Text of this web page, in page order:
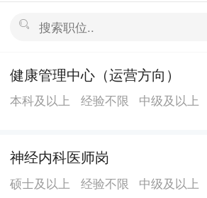
治疗和康复活动。建有国家临床重
广西急性中毒医学救援队和核辐射
重点学科（中毒与毒理学）等。具有
家卫健化学品毒性鉴定机构质量考
建设与发展，我院已建成为职业病防
健康管理中心（运营方向）
本科及以上 经验不限 中级及以上
神经内科医师岗
硕士及以上 经验不限 中级及以上